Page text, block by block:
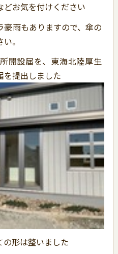
どお気を付けください
豪雨もありますので、傘の
。
開設届を、東海北陸厚生
を提出しました
の形は整いました